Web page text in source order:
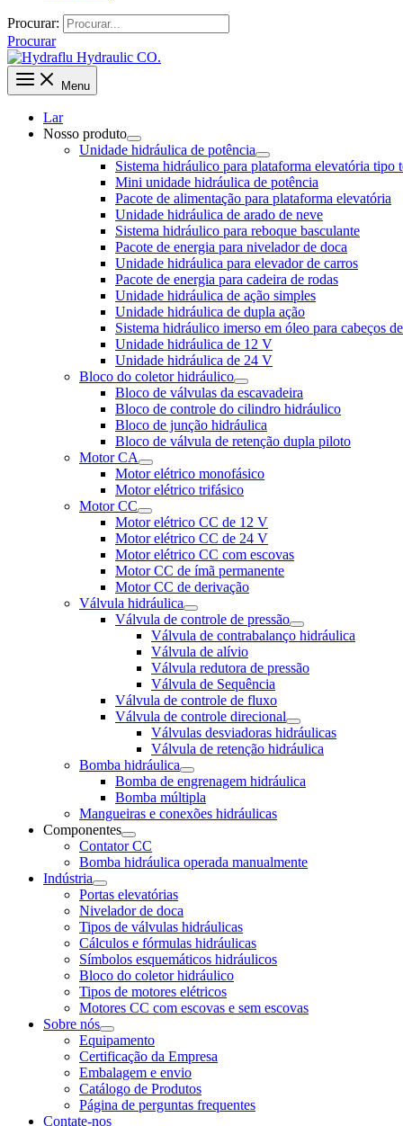
Procurar:
Procurar
Menu
Lar
Nosso produto
Unidade hidráulica de potência
Sistema hidráulico para plataforma elevatória tipo
Mini unidade hidráulica de potência
Pacote de alimentação para plataforma elevatória
Unidade hidráulica de arado de neve
Sistema hidráulico para reboque basculante
Pacote de energia para nivelador de doca
Unidade hidráulica para elevador de carros
Pacote de energia para cadeira de rodas
Unidade hidráulica de ação simples
Unidade hidráulica de dupla ação
Sistema hidráulico imerso em óleo para cabeços
Unidade hidráulica de 12 V
Unidade hidráulica de 24 V
Bloco do coletor hidráulico
Bloco de válvulas da escavadeira
Bloco de controle do cilindro hidráulico
Bloco de junção hidráulica
Bloco de válvula de retenção dupla piloto
Motor CA
Motor elétrico monofásico
Motor elétrico trifásico
Motor CC
Motor elétrico CC de 12 V
Motor elétrico CC de 24 V
Motor elétrico CC com escovas
Motor CC de ímã permanente
Motor CC de derivação
Válvula hidráulica
Válvula de controle de pressão
Válvula de contrabalanço hidráulica
Válvula de alívio
Válvula redutora de pressão
Válvula de Sequência
Válvula de controle de fluxo
Válvula de controle direcional
Válvulas desviadoras hidráulicas
Válvula de retenção hidráulica
Bomba hidráulica
Bomba de engrenagem hidráulica
Bomba múltipla
Mangueiras e conexões hidráulicas
Componentes
Contator CC
Bomba hidráulica operada manualmente
Indústria
Portas elevatórias
Nivelador de doca
Tipos de válvulas hidráulicas
Cálculos e fórmulas hidráulicas
Símbolos esquemáticos hidráulicos
Bloco do coletor hidráulico
Tipos de motores elétricos
Motores CC com escovas e sem escovas
Sobre nós
Equipamento
Certificação da Empresa
Embalagem e envio
Catálogo de Produtos
Página de perguntas frequentes
Contate-nos